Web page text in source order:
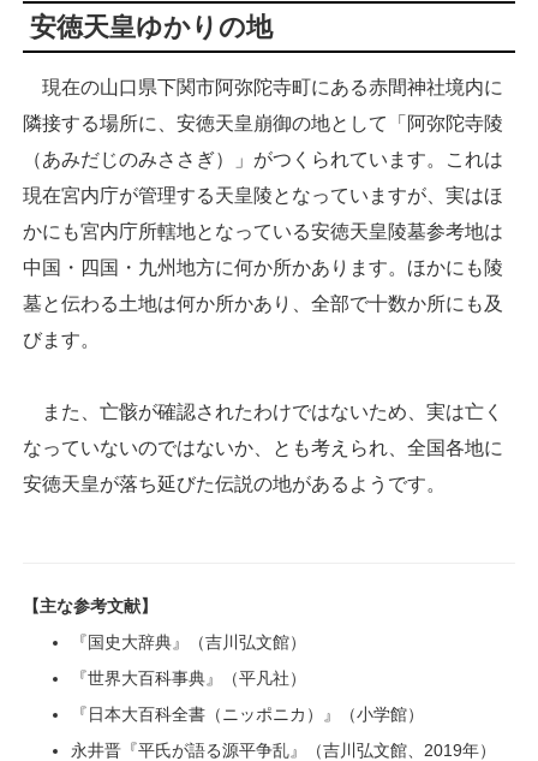
安徳天皇ゆかりの地
現在の山口県下関市阿弥陀寺町にある赤間神社境内に
隣接する場所に、安徳天皇崩御の地として「阿弥陀寺陵
（あみだじのみささぎ）」がつくられています。これは
現在宮内庁が管理する天皇陵となっていますが、実はほ
かにも宮内庁所轄地となっている安徳天皇陵墓参考地は
中国・四国・九州地方に何か所かあります。ほかにも陵
墓と伝わる土地は何か所かあり、全部で十数か所にも及
びます。
また、亡骸が確認されたわけではないため、実は亡く
なっていないのではないか、とも考えられ、全国各地に
安徳天皇が落ち延びた伝説の地があるようです。
【主な参考文献】
『国史大辞典』（吉川弘文館）
『世界大百科事典』（平凡社）
『日本大百科全書（ニッポニカ）』（小学館）
永井晋『平氏が語る源平争乱』（吉川弘文館、2019年）